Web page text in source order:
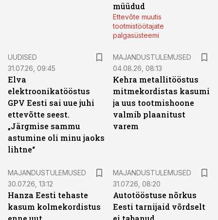
müüdud
Ettevõte muutis
tootmistöötajate
palgasüsteemi
UUDISED
31.07.26, 09:45
Elva
elektroonikatööstus
GPV Eesti sai uue juhi
ettevõtte seest.
„Järgmise sammu
astumine oli minu jaoks
lihtne“
MAJANDUSTULEMUSED
04.08.26, 08:13
Kehra metallitööstus
mitmekordistas kasumi
ja uus tootmishoone
valmib plaanitust
varem
MAJANDUSTULEMUSED
30.07.26, 13:12
Hanza Eesti tehaste
kasum kolmekordistus
MAJANDUSTULEMUSED
31.07.26, 08:20
Autotööstuse nõrkus
Eesti tarnijaid võrdselt